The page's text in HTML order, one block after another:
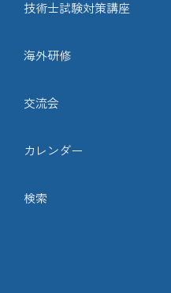
技術士試験対策講座
海外研修
交流会
カレンダー
検索